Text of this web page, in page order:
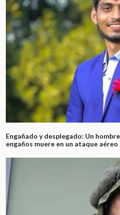
Engañado y desplegado: Un
engaños muere en un ataque